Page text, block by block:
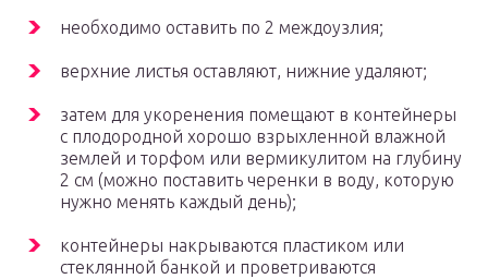
необходимо оставить по 2 междоузлия;
верхние листья оставляют, нижние удаляют;
затем для укоренения помещают в контейнеры
с плодородной хорошо взрыхленной влажной
землей и торфом или вермикулитом на глубину
2 см (можно поставить черенки в воду, которую
нужно менять каждый день);
контейнеры накрываются пластиком или
стеклянной банкой и проветриваются